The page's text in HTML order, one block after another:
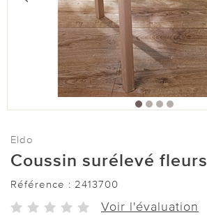
Eldo
Coussin surélevé fleurs
Référence : 2413700
Voir l'évaluation